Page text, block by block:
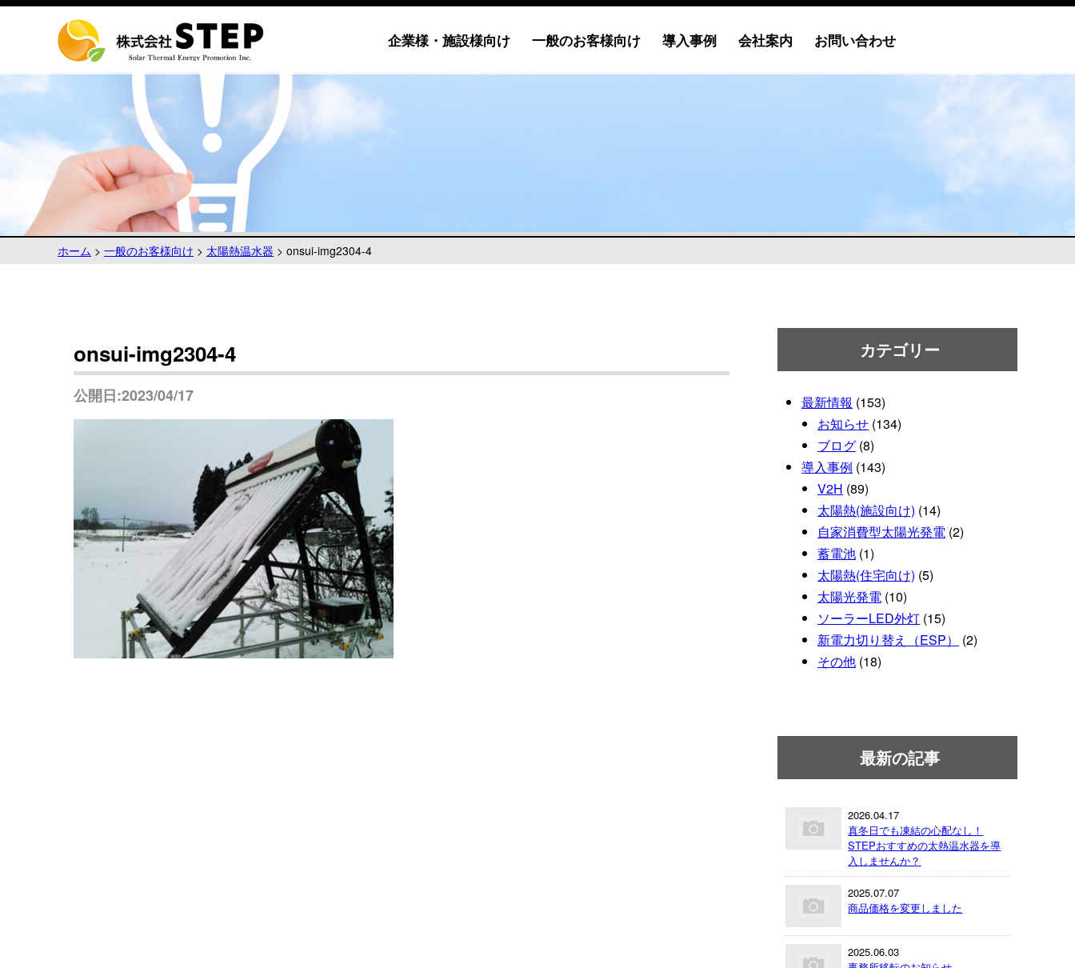
企業様・施設様向け 一般のお客様向け 導入事例 会社案内 お問い合わせ
ホーム > 一般のお客様向け > 太陽熱温水器 > onsui-img2304-4
onsui-img2304-4
公開日:2023/04/17
カテゴリー
最新情報 (153)
お知らせ (134)
ブログ (8)
導入事例 (143)
V2H (89)
太陽熱(施設向け) (14)
自家消費型太陽光発電 (2)
蓄電池 (1)
太陽熱(住宅向け) (5)
太陽光発電 (10)
ソーラーLED外灯 (15)
新電力切り替え（ESP）
(2)
その他 (18)
最新の記事
2026.04.17
真冬日でも凍結の心配なし！
STEPおすすめの太熱温水器を導
入しませんか？
2025.07.07
商品価格を変更しました
2025.06.03